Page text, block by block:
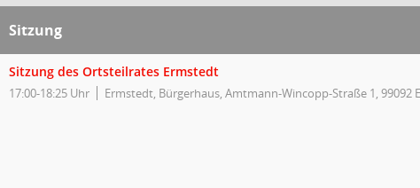
Sitzung
Sitzung des Ortsteilrates Ermstedt
17:00-18:25 Uhr Ermstedt, Bürgerhaus, Amtmann-Wincopp-Straße 1, 99092